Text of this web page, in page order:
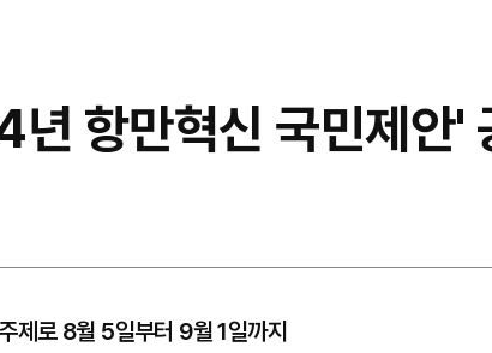
항만혁신 국민제안'
제로 8월 5일부터 9월 1일까지